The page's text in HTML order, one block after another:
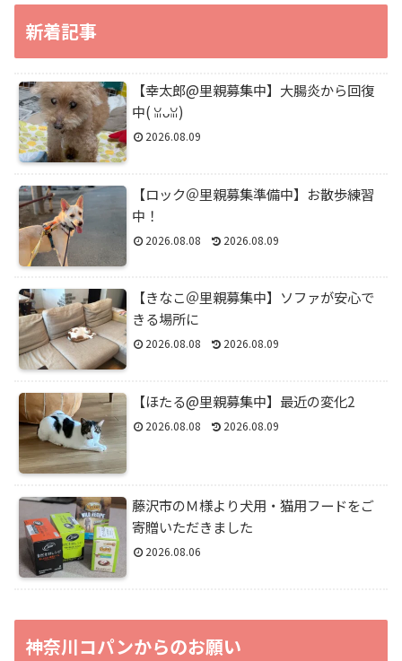
新着記事
【幸太郎@里親募集中】大腸炎から回復
中(⁠ ⁠ꈍ⁠ᴗ⁠ꈍ⁠)
2026.08.09
【ロック＠里親募集準備中】お散歩練習
中！
2026.08.08 2026.08.09
【きなこ＠里親募集中】ソファが安心で
きる場所に
2026.08.08 2026.08.09
【ほたる@里親募集中】最近の変化2
2026.08.08 2026.08.09
藤沢市のＭ様より犬用・猫用フードをご
寄贈いただきました
2026.08.06
神奈川コパンからのお願い